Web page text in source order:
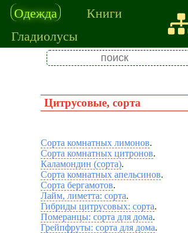
Одежда
Книги
Гладиолусы
Цитрусовые, сорта
Сорта комнатных лимонов.
Сорта комнатных цитронов.
Каламондин (сорта).
Сорта комнатных апельсинов.
Сорта бергамотов.
Лайм, лиметта: сорта.
Гибриды цитрусовых: сорта.
Померанцы: сорта для дома.
Грейпфруты: сорта для дома.